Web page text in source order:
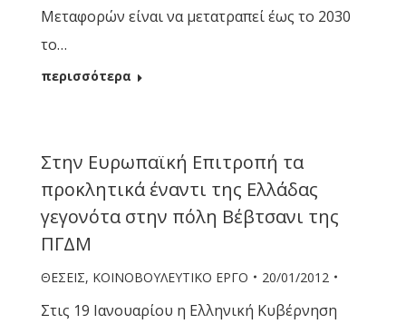
Μεταφορών είναι να μετατραπεί έως το 2030
το…
περισσότερα
Στην Ευρωπαϊκή Επιτροπή τα
προκλητικά έναντι της Ελλάδας
γεγονότα στην πόλη Βέβτσανι της
ΠΓΔΜ
ΘΕΣΕΙΣ, ΚΟΙΝΟΒΟΥΛΕΥΤΙΚΟ ΕΡΓΟ 20/01/2012
Στις 19 Ιανουαρίου η Ελληνική Κυβέρνηση